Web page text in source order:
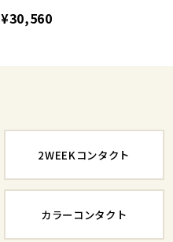
¥30,560
2WEEKコンタクト
カラーコンタクト